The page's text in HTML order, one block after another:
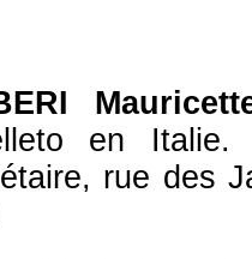
en
rue des